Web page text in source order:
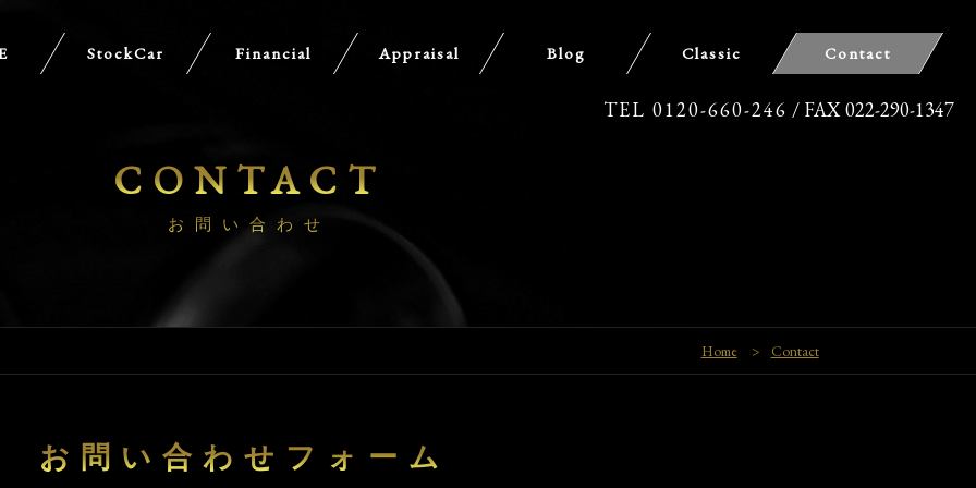
TEL 0120-660-246 / FAX 022-290-1347
StockCar Financial Appraisal Blog Classic Contact
CONTACT
お問い合わせ
Home > Contact
お問い合わせフォーム